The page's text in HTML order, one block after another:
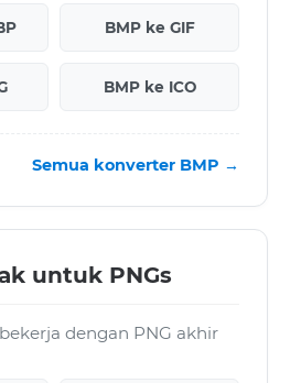
BMP ke GIF
BMP ke ICO
Semua konverter BMP →
untuk PNGs
dengan PNG akhir